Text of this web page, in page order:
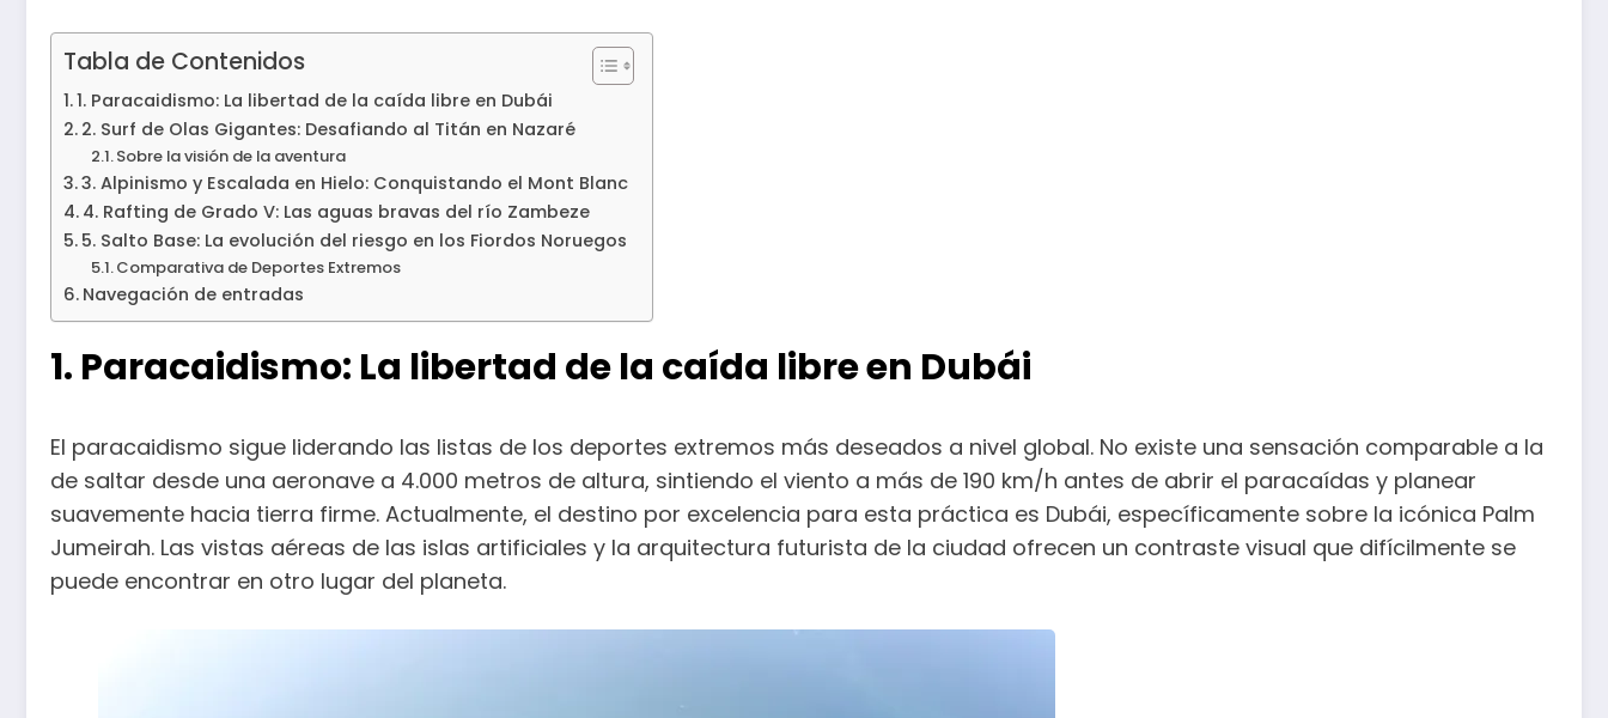
Tabla de Contenidos
1. Paracaidismo: La libertad de la caída libre en Dubái
2. Surf de Olas Gigantes: Desafiando al Titán en Nazaré
Sobre la visión de la aventura
3. Alpinismo y Escalada en Hielo: Conquistando el Mont Blanc
4. Rafting de Grado V: Las aguas bravas del río Zambeze
5. Salto Base: La evolución del riesgo en los Fiordos Noruegos
Comparativa de Deportes Extremos
Navegación de entradas
1. Paracaidismo: La libertad de la caída libre en Dubái
El paracaidismo sigue liderando las listas de los deportes extremos más deseados a nivel global. No existe una sensación comparable a la
de saltar desde una aeronave a 4.000 metros de altura, sintiendo el viento a más de 190 km/h antes de abrir el paracaídas y planear
suavemente hacia tierra firme. Actualmente, el destino por excelencia para esta práctica es Dubái, específicamente sobre la icónica Palm
Jumeirah. Las vistas aéreas de las islas artificiales y la arquitectura futurista de la ciudad ofrecen un contraste visual que difícilmente se
puede encontrar en otro lugar del planeta.